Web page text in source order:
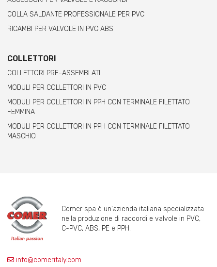
COLLA SALDANTE PROFESSIONALE PER PVC
RICAMBI PER VALVOLE IN PVC ABS
COLLETTORI
COLLETTORI PRE-ASSEMBLATI
MODULI PER COLLETTORI IN PVC
MODULI PER COLLETTORI IN PPH CON TERMINALE FILETTATO
FEMMINA
MODULI PER COLLETTORI IN PPH CON TERMINALE FILETTATO
MASCHIO
Comer spa è un'azienda italiana specializzata
nella produzione di raccordi e valvole in PVC,
C-PVC, ABS, PE e PPH.
info@comeritaly.com